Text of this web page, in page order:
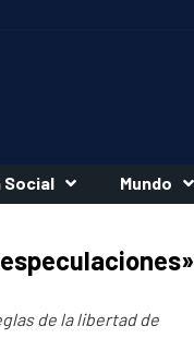
Social Mundo
de la libertad de